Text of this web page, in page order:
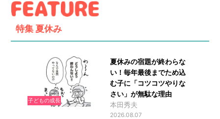
特集 夏休み
子どもの成長
夏休みの宿題が終わらな
い！毎年最後までため込
む子に「コツコツやりな
さい」が無駄な理由
本田秀夫
2026.08.07